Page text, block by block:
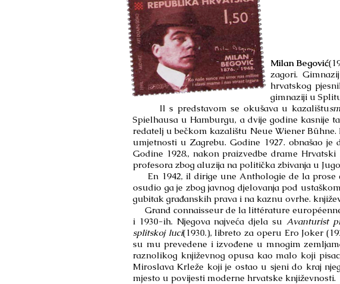
Milan Begović
zagori.
hrvatskog
gimnaziji u
Il s predstavom se okušava u kazalištu
Spielhausa u Hamburgu, a dvije godine kasnije
redatelj u bečkom kazalištu Neue Wiener Bühne.
umjetnosti u Zagrebu. Godine 1927. obnašao
Godine 1928., nakon praizvedbe drame
profesora zbog aluzija na politička zbivanja u
En 1942, il dirige une Anthologie de la prose
osudio ga je zbog javnog djelovanja pod
gubitak građanskih prava i na kaznu ovrhe.
Grand connaisseur de la littérature
i 1930-ih. Njegova najveća djela su Avanturist
splitskoj luci(1930.), libreto za operu Ero Joker
su mu prevedene i izvođene u mnogim
raznolikog književnog opusa kao malo koji
Miroslava Krleže koji je ostao u sjeni do kraj
mjesto u povijesti moderne hrvatske književnosti.